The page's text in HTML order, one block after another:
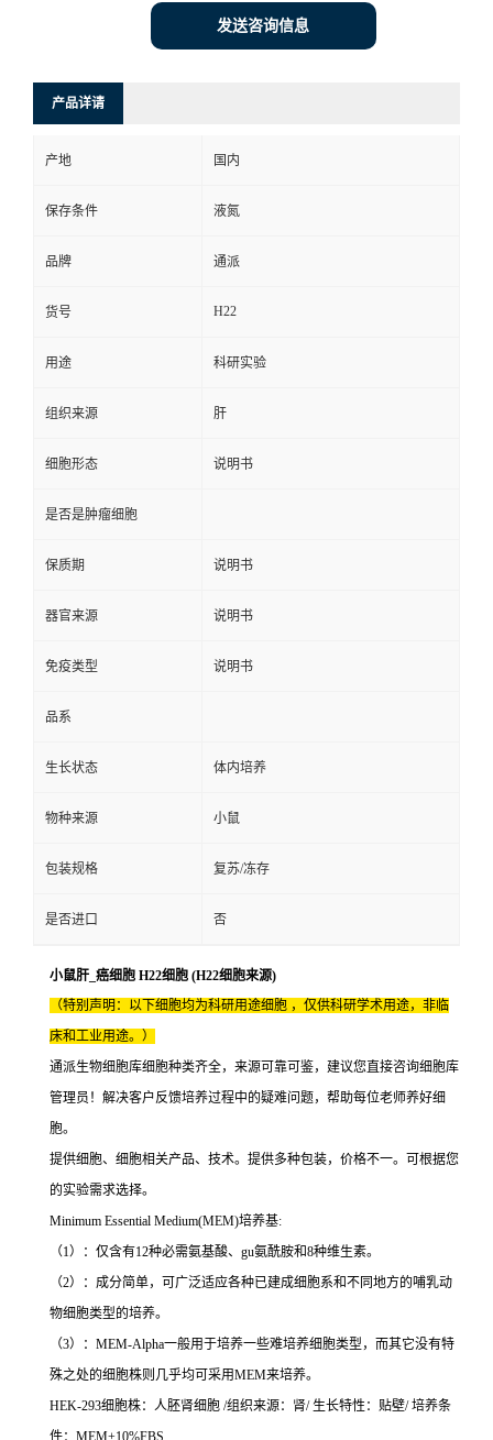
发送咨询信息
产品详请
产地 国内
保存条件 液氮
品牌 通派
货号 H22
用途 科研实验
组织来源 肝
细胞形态 说明书
是否是肿瘤细胞
保质期 说明书
器官来源 说明书
免疫类型 说明书
品系
生长状态 体内培养
物种来源 小鼠
包装规格 复苏/冻存
是否进口 否
小鼠肝_癌细胞 H22细胞 (H22细胞来源)
（特别声明：以下细胞均为科研用途细胞 ，仅供科研学术用途，非临
床和工业用途。）
通派生物细胞库细胞种类齐全，来源可靠可鉴，建议您直接咨询细胞库
管理员！解决客户反馈培养过程中的疑难问题，帮助每位老师养好细
胞。
提供细胞、细胞相关产品、技术。提供多种包装，价格不一。可根据您
的实验需求选择。
Minimum Essential Medium(MEM)培养基:
（1）：仅含有12种必需氨基酸、gu氨酰胺和8种维生素。
（2）：成分简单，可广泛适应各种已建成细胞系和不同地方的哺乳动
物细胞类型的培养。
（3）：MEM-Alpha一般用于培养一些难培养细胞类型，而其它没有特
殊之处的细胞株则几乎均可采用MEM来培养。
HEK-293细胞株：人胚肾细胞 /组织来源：肾/ 生长特性：贴壁/ 培养条
件：MEM+10%FBS